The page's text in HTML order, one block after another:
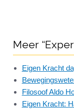
Meer
Eigen Kracht
Filosoof Aldo
Eigen Kracht: